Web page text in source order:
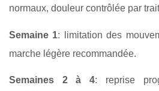
normaux, douleur contrôlée par
Semaine 1: limitation des
marche légère recommandée.
Semaines 2 à 4: reprise